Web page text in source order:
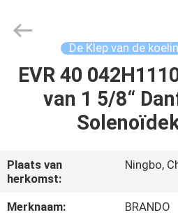
HUIS
PRODUCTEN
OVER
ONS
De Klep van de
EVR 40
van 1 5/8“
Plaats van
herkomst:
Ningbo,
Merknaam:
BRANDO